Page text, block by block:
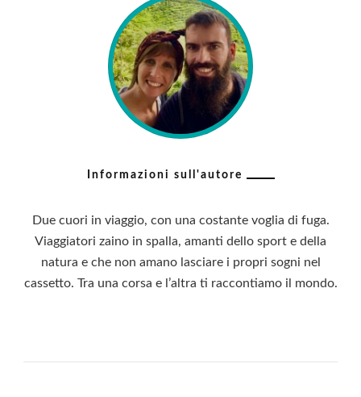
Informazioni sull'autore
Due cuori in viaggio, con una costante voglia di fuga.
Viaggiatori zaino in spalla, amanti dello sport e della
natura e che non amano lasciare i propri sogni nel
cassetto. Tra una corsa e l’altra ti raccontiamo il mondo.